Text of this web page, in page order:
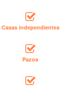
Casas independientes
Pazos